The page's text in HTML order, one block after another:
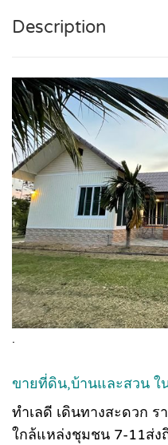
Description
.
ขายที่ดิน,บ้านและสวน ใ
ทำเลดี เดินทางสะดวก ร
ใกล้แหล่งชุมชน 7-11ส่ง